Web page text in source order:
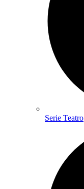
Serie Teatro